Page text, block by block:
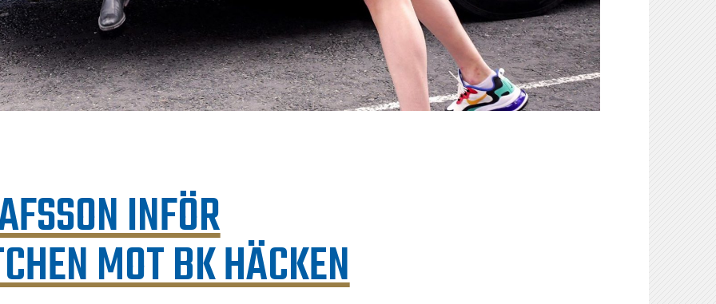
INFÖR
MOT BK HÄCKEN